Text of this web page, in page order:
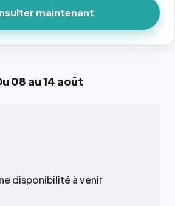
08 au 14 août
disponibilité à venir
maintenant